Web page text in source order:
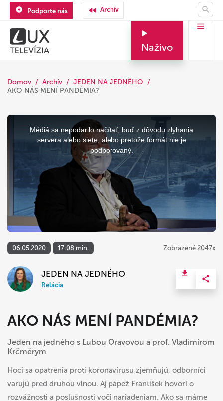
Podporte nás Archív
Naživo
Domov Archív
JEDEN NA JEDNÉHO
AKO NÁS MENÍ PANDÉMIA?
This
Médiá sa nepodarilo načítať, buď z dôvodu zlyhania
servera alebo siete, alebo pretože formát nie je
podporovaný.
06.05.2020 17:08 min. Zobrazené 2047x
JEDEN NA JEDNÉHO
Relácia
AKO NÁS MENÍ PANDÉMIA?
Jeden na jedného s Ľubou Oravovou a prof. Vladimírom
Krčmérym
Hoci sa opatrenia proti koronavírusu zjemňujú, odborníci
varujú pred druhou vlnou. Aj pápež František hovorí o
rozvážnosti a poslušnosti voči nariadeniam. Ako sa máme